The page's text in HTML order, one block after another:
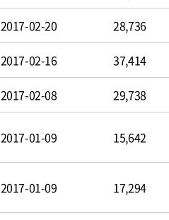
2017-02-20 28,736
2017-02-16 37,414
2017-02-08 29,738
2017-01-09 15,642
2017-01-09 17,294